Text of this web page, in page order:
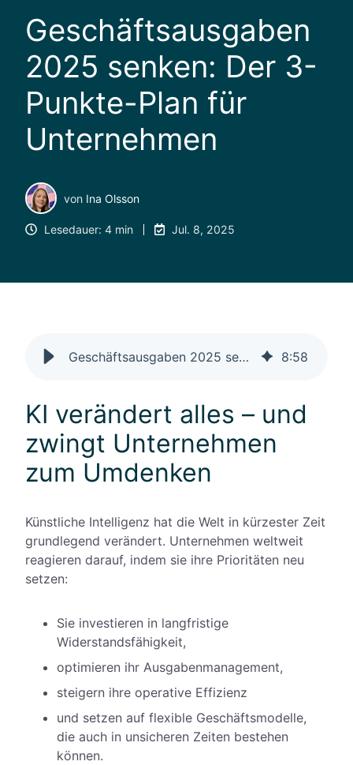
Geschäftsausgaben
2025 senken: Der 3-
Punkte-Plan für
Unternehmen
von Ina Olsson
Lesedauer: 4 min Jul. 8, 2025
Geschäftsausgaben 2025 senken: Der 3-Punkte-Plan für Unternehmen 8:58
KI verändert alles – und
zwingt Unternehmen
zum Umdenken
Künstliche Intelligenz hat die Welt in kürzester Zeit
grundlegend verändert. Unternehmen weltweit
reagieren darauf, indem sie ihre Prioritäten neu
setzen:
Sie investieren in langfristige
Widerstandsfähigkeit,
optimieren ihr Ausgabenmanagement,
steigern ihre operative Effizienz
und setzen auf flexible Geschäftsmodelle,
die auch in unsicheren Zeiten bestehen
können.